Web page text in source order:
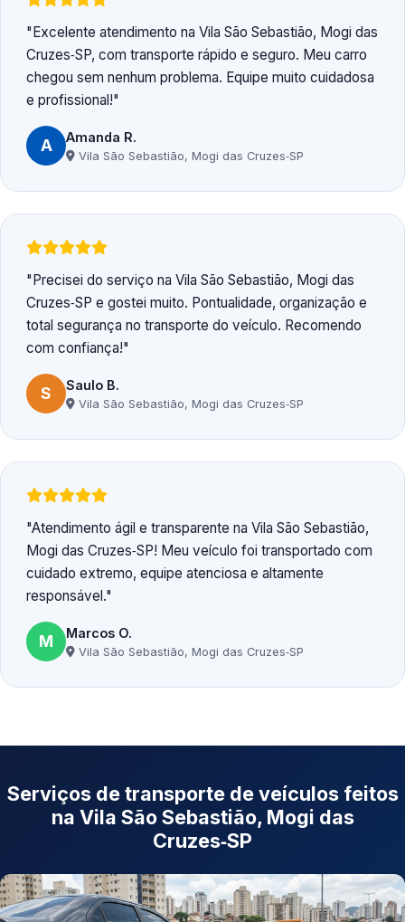
Excelente atendimento na Vila São Sebastião, Mogi das
Cruzes‑SP, com transporte rápido e seguro. Meu carro
chegou sem nenhum problema. Equipe muito cuidadosa
e profissional!
A Amanda R.
Vila São Sebastião, Mogi das Cruzes‑SP
Precisei do serviço na Vila São Sebastião, Mogi das
Cruzes‑SP e gostei muito. Pontualidade, organização e
total segurança no transporte do veículo. Recomendo
com confiança!
S Saulo B.
Vila São Sebastião, Mogi das Cruzes‑SP
Atendimento ágil e transparente na Vila São Sebastião,
Mogi das Cruzes‑SP! Meu veículo foi transportado com
cuidado extremo, equipe atenciosa e altamente
responsável.
M Marcos O.
Vila São Sebastião, Mogi das Cruzes‑SP
Serviços de transporte de veículos feitos
na Vila São Sebastião, Mogi das
Cruzes‑SP